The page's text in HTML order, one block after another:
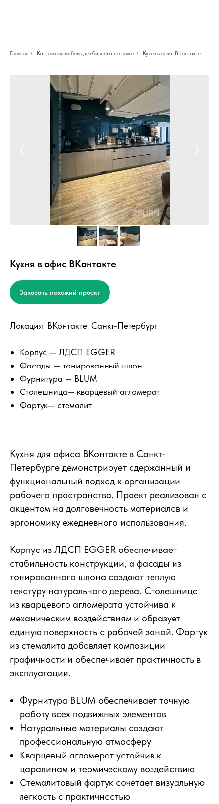
Главная / Кастомная мебель для бизнеса на заказ / Кухня в офис ВКонтакте
Кухня в офис ВКонтакте
Заказать похожий проект
Локация: ВКонтакте, Санкт-Петербург
Корпус — ЛДСП EGGER
Фасады — тонированный шпон
Фурнитура — BLUM
Столешница— кварцевый агломерат
Фартук— стемалит
Кухня для офиса ВКонтакте в Санкт-
Петербурге демонстрирует сдержанный и
функциональный подход к организации
рабочего пространства. Проект реализован с
акцентом на долговечность материалов и
эргономику ежедневного использования.
Корпус из ЛДСП EGGER обеспечивает
стабильность конструкции, а фасады из
тонированного шпона создают теплую
текстуру натурального дерева. Столешница
из кварцевого агломерата устойчива к
механическим воздействиям и образует
единую поверхность с рабочей зоной. Фартук
из стемалита добавляет композиции
графичности и обеспечивает практичность в
эксплуатации.
Фурнитура BLUM обеспечивает точную
работу всех подвижных элементов
Натуральные материалы создают
профессиональную атмосферу
Кварцевый агломерат устойчив к
царапинам и термическому воздействию
Стемалитовый фартук сочетает визуальную
легкость с практичностью